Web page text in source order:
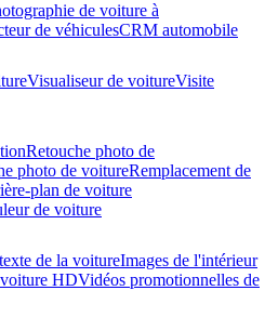
de voiture à
de véhiculesCRM automobile
Visualiseur de voitureVisite
Retouche photo de
photo de voitureRemplacement de
plan de voiture
de voiture
de la voitureImages de l'intérieur
HDVidéos promotionnelles de